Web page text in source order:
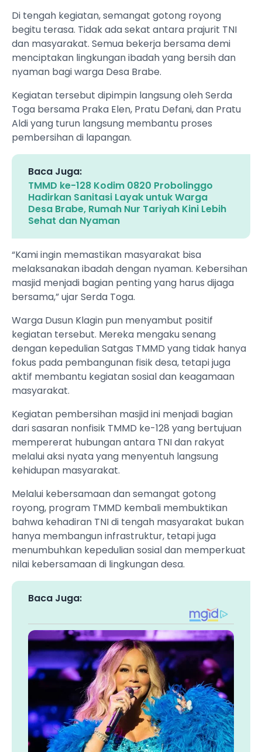
Di tengah kegiatan, semangat gotong royong
begitu terasa. Tidak ada sekat antara prajurit TNI
dan masyarakat. Semua bekerja bersama demi
menciptakan lingkungan ibadah yang bersih dan
nyaman bagi warga Desa Brabe.
Kegiatan tersebut dipimpin langsung oleh Serda
Toga bersama Praka Elen, Pratu Defani, dan Pratu
Aldi yang turun langsung membantu proses
pembersihan di lapangan.
Baca Juga:
TMMD ke-128 Kodim 0820 Probolinggo
Hadirkan Sanitasi Layak untuk Warga
Desa Brabe, Rumah Nur Tariyah Kini Lebih
Sehat dan Nyaman
“Kami ingin memastikan masyarakat bisa
melaksanakan ibadah dengan nyaman. Kebersihan
masjid menjadi bagian penting yang harus dijaga
bersama,” ujar Serda Toga.
Warga Dusun Klagin pun menyambut positif
kegiatan tersebut. Mereka mengaku senang
dengan kepedulian Satgas TMMD yang tidak hanya
fokus pada pembangunan fisik desa, tetapi juga
aktif membantu kegiatan sosial dan keagamaan
masyarakat.
Kegiatan pembersihan masjid ini menjadi bagian
dari sasaran nonfisik TMMD ke-128 yang bertujuan
mempererat hubungan antara TNI dan rakyat
melalui aksi nyata yang menyentuh langsung
kehidupan masyarakat.
Melalui kebersamaan dan semangat gotong
royong, program TMMD kembali membuktikan
bahwa kehadiran TNI di tengah masyarakat bukan
hanya membangun infrastruktur, tetapi juga
menumbuhkan kepedulian sosial dan memperkuat
nilai kebersamaan di lingkungan desa.
Baca Juga: